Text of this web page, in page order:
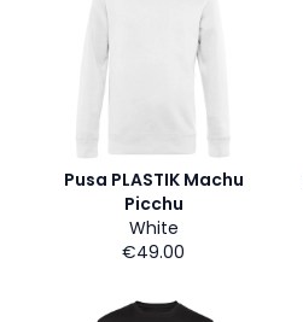
Pusa PLASTIK Machu
Picchu
White
€49.00